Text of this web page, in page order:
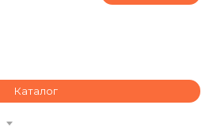
Каталог